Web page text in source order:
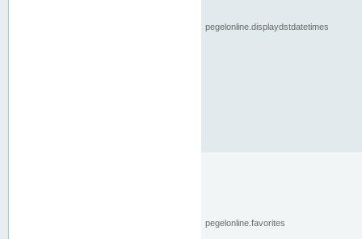
pegelonline.displaydstdatetimes
pegelonline.favorites